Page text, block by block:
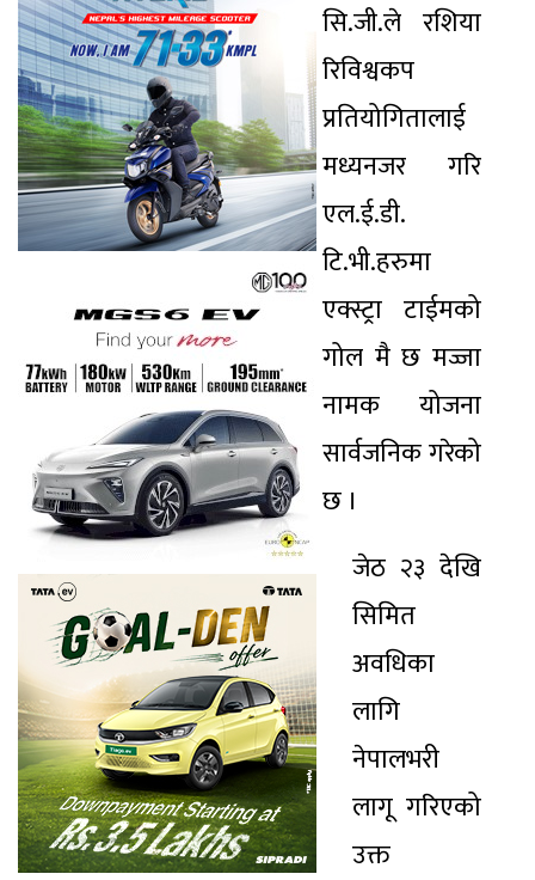
सि.जी.ले रशिया
रिविश्वकप
प्रतियोगितालाई
मध्यनजर गरि
एल.ई.डी.
टि.भी.हरुमा
एक्स्ट्रा टाईमको
गोल मै छ मज्जा
नामक योजना
सार्वजनिक गरेको
छ ।
जेठ २३ देखि
सिमित
अवधिका
लागि
नेपालभरी
लागू गरिएको
उक्त